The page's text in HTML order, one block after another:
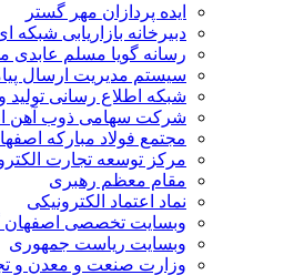
ایده پردازان مهر گستر
دبیرخانه بازاریابی شبکه ای
رسانه گویا مسلم عابدی
سیستم مدیریت ارسال پیامک
شبکه اطلاع رسانی تولید و
شرکت سهامی ذوب آهن
مجتمع فولاد مبارکه اصفهان
مرکز توسعه تجارت
مقام معظم رهبری
نماد اعتماد الکترونیکی
وبسایت تخصصی اصفهان
وبسایت ریاست جمهوری
وزارت صنعت و معدن و